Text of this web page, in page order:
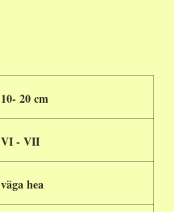
10- 20 cm
VI - VII
väga hea